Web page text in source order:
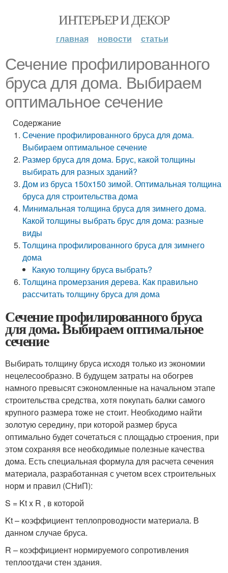
ИНТЕРЬЕР И ДЕКОР
главная новости статьи
Сечение профилированного
бруса для дома. Выбираем
оптимальное сечение
Содержание
Сечение профилированного бруса для дома.
Выбираем оптимальное сечение
Размер бруса для дома. Брус, какой толщины
выбирать для разных зданий?
Дом из бруса 150х150 зимой. Оптимальная толщина
бруса для строительства дома
Минимальная толщина бруса для зимнего дома.
Какой толщины выбрать брус для дома: разные
виды
Толщина профилированного бруса для зимнего
дома
Какую толщину бруса выбрать?
Толщина промерзания дерева. Как правильно
рассчитать толщину бруса для дома
Сечение профилированного бруса
для дома. Выбираем оптимальное
сечение
Выбирать толщину бруса исходя только из экономии
нецелесообразно. В будущем затраты на обогрев
намного превысят сэкономленные на начальном этапе
строительства средства, хотя покупать балки самого
крупного размера тоже не стоит. Необходимо найти
золотую середину, при которой размер бруса
оптимально будет сочетаться с площадью строения, при
этом сохраняя все необходимые полезные качества
дома. Есть специальная формула для расчета сечения
материала, разработанная с учетом всех строительных
норм и правил (СНиП):
S = Kt x R , в которой
Kt – коэффициент теплопроводности материала. В
данном случае бруса.
R – коэффициент нормируемого сопротивления
теплоотдачи стен здания.